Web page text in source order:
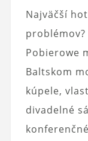
Najväčší
problémov?
Pobierowe
Baltskom
kúpele,
divadelné